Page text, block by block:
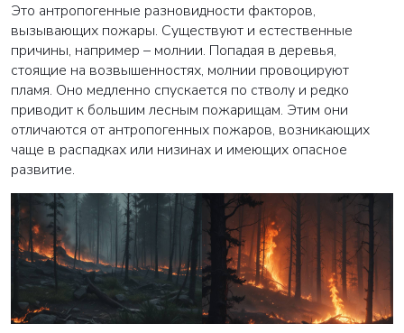
Это антропогенные разновидности факторов,
вызывающих пожары. Существуют и естественные
причины, например – молнии. Попадая в деревья,
стоящие на возвышенностях, молнии провоцируют
пламя. Оно медленно спускается по стволу и редко
приводит к большим лесным пожарищам. Этим они
отличаются от антропогенных пожаров, возникающих
чаще в распадках или низинах и имеющих опасное
развитие.